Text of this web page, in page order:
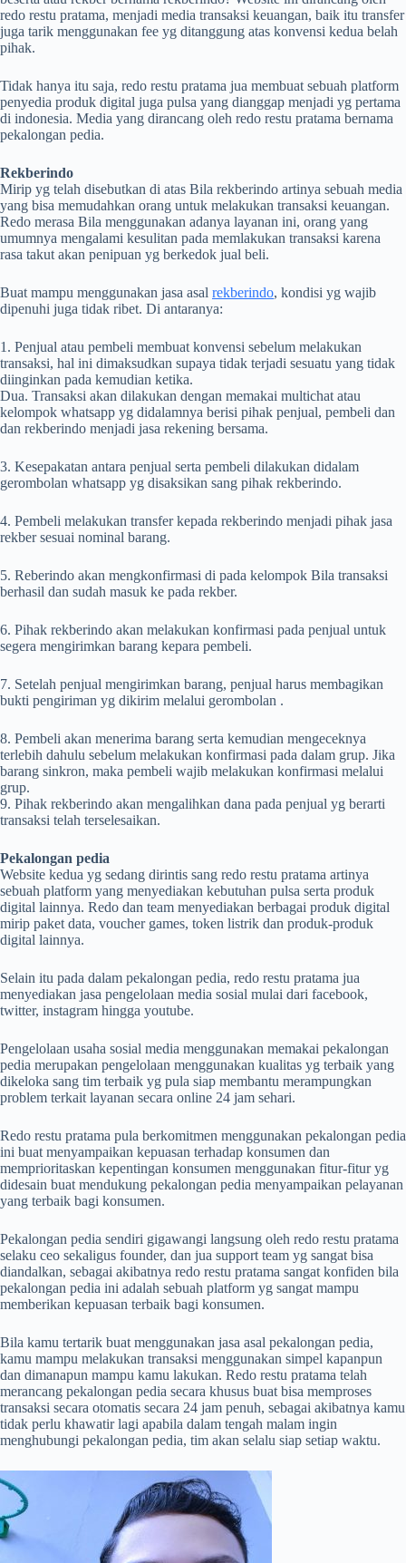
redo restu pratama, menjadi media transaksi keuangan, baik itu transfer
juga tarik menggunakan fee yg ditanggung atas konvensi kedua belah
pihak.
Tidak hanya itu saja, redo restu pratama jua membuat sebuah platform
penyedia produk digital juga pulsa yang dianggap menjadi yg pertama
di indonesia. Media yang dirancang oleh redo restu pratama bernama
pekalongan pedia.
Rekberindo
Mirip yg telah disebutkan di atas Bila rekberindo artinya sebuah media
yang bisa memudahkan orang untuk melakukan transaksi keuangan.
Redo merasa Bila menggunakan adanya layanan ini, orang yang
umumnya mengalami kesulitan pada memlakukan transaksi karena
rasa takut akan penipuan yg berkedok jual beli.
Buat mampu menggunakan jasa asal rekberindo, kondisi yg wajib
dipenuhi juga tidak ribet. Di antaranya:
1. Penjual atau pembeli membuat konvensi sebelum melakukan
transaksi, hal ini dimaksudkan supaya tidak terjadi sesuatu yang tidak
diinginkan pada kemudian ketika.
Dua. Transaksi akan dilakukan dengan memakai multichat atau
kelompok whatsapp yg didalamnya berisi pihak penjual, pembeli dan
dan rekberindo menjadi jasa rekening bersama.
3. Kesepakatan antara penjual serta pembeli dilakukan didalam
gerombolan whatsapp yg disaksikan sang pihak rekberindo.
4. Pembeli melakukan transfer kepada rekberindo menjadi pihak jasa
rekber sesuai nominal barang.
5. Reberindo akan mengkonfirmasi di pada kelompok Bila transaksi
berhasil dan sudah masuk ke pada rekber.
6. Pihak rekberindo akan melakukan konfirmasi pada penjual untuk
segera mengirimkan barang kepara pembeli.
7. Setelah penjual mengirimkan barang, penjual harus membagikan
bukti pengiriman yg dikirim melalui gerombolan .
8. Pembeli akan menerima barang serta kemudian mengeceknya
terlebih dahulu sebelum melakukan konfirmasi pada dalam grup. Jika
barang sinkron, maka pembeli wajib melakukan konfirmasi melalui
grup.
9. Pihak rekberindo akan mengalihkan dana pada penjual yg berarti
transaksi telah terselesaikan.
Pekalongan pedia
Website kedua yg sedang dirintis sang redo restu pratama artinya
sebuah platform yang menyediakan kebutuhan pulsa serta produk
digital lainnya. Redo dan team menyediakan berbagai produk digital
mirip paket data, voucher games, token listrik dan produk-produk
digital lainnya.
Selain itu pada dalam pekalongan pedia, redo restu pratama jua
menyediakan jasa pengelolaan media sosial mulai dari facebook,
twitter, instagram hingga youtube.
Pengelolaan usaha sosial media menggunakan memakai pekalongan
pedia merupakan pengelolaan menggunakan kualitas yg terbaik yang
dikeloka sang tim terbaik yg pula siap membantu merampungkan
problem terkait layanan secara online 24 jam sehari.
Redo restu pratama pula berkomitmen menggunakan pekalongan pedia
ini buat menyampaikan kepuasan terhadap konsumen dan
memprioritaskan kepentingan konsumen menggunakan fitur-fitur yg
didesain buat mendukung pekalongan pedia menyampaikan pelayanan
yang terbaik bagi konsumen.
Pekalongan pedia sendiri gigawangi langsung oleh redo restu pratama
selaku ceo sekaligus founder, dan jua support team yg sangat bisa
diandalkan, sebagai akibatnya redo restu pratama sangat konfiden bila
pekalongan pedia ini adalah sebuah platform yg sangat mampu
memberikan kepuasan terbaik bagi konsumen.
Bila kamu tertarik buat menggunakan jasa asal pekalongan pedia,
kamu mampu melakukan transaksi menggunakan simpel kapanpun
dan dimanapun mampu kamu lakukan. Redo restu pratama telah
merancang pekalongan pedia secara khusus buat bisa memproses
transaksi secara otomatis secara 24 jam penuh, sebagai akibatnya kamu
tidak perlu khawatir lagi apabila dalam tengah malam ingin
menghubungi pekalongan pedia, tim akan selalu siap setiap waktu.